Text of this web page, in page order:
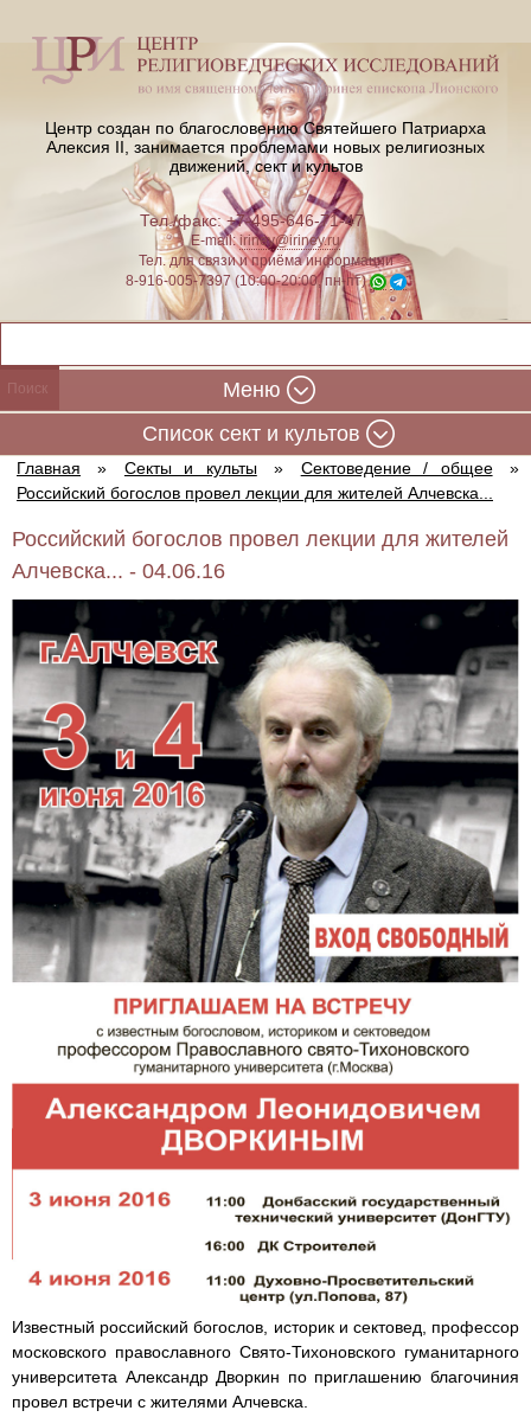
Центр создан по благословению Святейшего Патриарха
Алексия II, занимается проблемами новых религиозных
движений, сект и культов
Тел./факс: +7-495-646-71-47
E-mail:iriney@iriney.ru
Тел. для связи и приёма информации
8-916-005-7397 (10:00-20:00, пн-пт)
Меню
Cписок сект и культов
Главная » Секты и культы » Сектоведение / общее
»
Российский богослов провел лекции для жителей Алчевска...
Российский богослов провел лекции для жителей
Алчевска... - 04.06.16
Известный российский богослов, историк и сектовед, профессор
московского православного Свято-Тихоновского гуманитарного
университета Александр Дворкин по приглашению благочиния
провел встречи с жителями Алчевска.